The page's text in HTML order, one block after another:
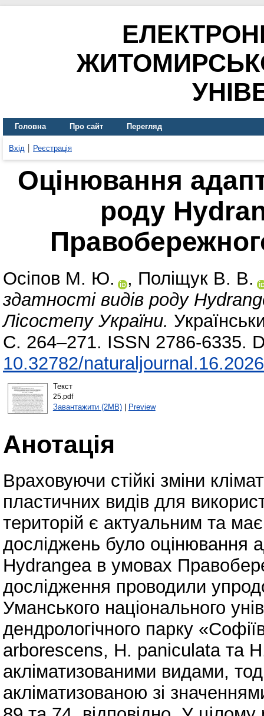
Головна Про сайт Перегляд
Вхід Реєстрація
Оцінювання
роду
Осіпов М. Ю. , Поліщук В. В.
здатності видів роду
Лісостепу України.
С. 264–271. ISSN 2786-6335.
10.32782/
Текст
25.pdf
Завантажити (2MB)| Preview
Анотація
Враховуючи стійкі зміни
пластичних видів для
територій є актуальним та
досліджень було оцінювання
Hydrangea в умовах
дослідження проводили
Уманського національного
дендрологічного парку
arborescens, H. paniculata та
акліматизованими видами,
акліматизованою зі